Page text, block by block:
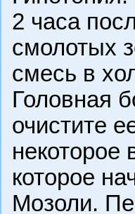
2 часа
смолотых
смесь в
Головная
очистите
некоторое
которое
Мозоли.